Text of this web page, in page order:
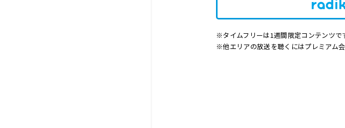
※タイムフリーは1週間限定コンテンツで
※他エリアの放送を聴くにはプレミアム会